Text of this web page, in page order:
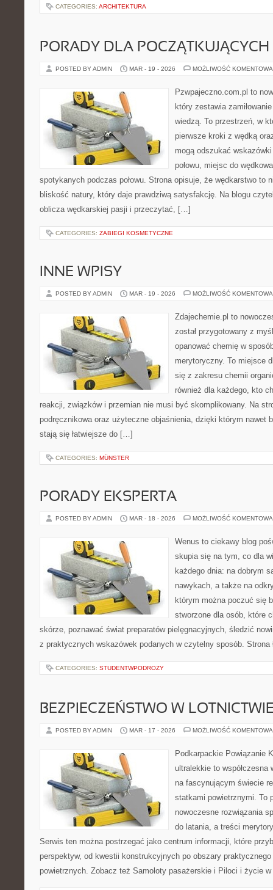
CATEGORIES: ARCHITEKTURA
PORADY DLA POCZĄTKUJĄCYCH
POSTED BY ADMIN MAR - 19 - 2026 MOŻLIWOŚĆ
Pzwpajeczno.com.pl to
który zestawia
wiedzą. To przestrzeń, w
pierwsze kroki z wędką
mogą odszukać
połowu, miejsc do
spotykanych podczas połowu. Strona opisuje, że wędkarstwo to
bliskość natury, który daje prawdziwą satysfakcję. Na blogu
oblicza wędkarskiej pasji i przeczytać, […]
CATEGORIES: ZABIEGI KOSMETYCZNE
INNE WPISY
POSTED BY ADMIN MAR - 19 - 2026 MOŻLIWOŚĆ
Zdajechemie.pl to
został przygotowany z
opanować chemię w
merytoryczny. To miejsce
się z zakresu chemii
również dla każdego, kto
reakcji, związków i przemian nie musi być skomplikowany. Na
podręcznikowa oraz użyteczne objaśnienia, dzięki którym nawet
stają się łatwiejsze do […]
CATEGORIES: MÜNSTER
PORADY EKSPERTA
POSTED BY ADMIN MAR - 18 - 2026 MOŻLIWOŚĆ
Wenus to ciekawy blog
skupia się na tym, co dla
każdego dnia: na dobrym
nawykach, a także na
którym można poczuć się
stworzone dla osób, które
skórze, poznawać świat preparatów pielęgnacyjnych, śledzić
z praktycznych wskazówek podanych w czytelny sposób.
CATEGORIES: STUDENTWPODROZY
BEZPIECZEŃSTWO W
POSTED BY ADMIN MAR - 17 - 2026 MOŻLIWOŚĆ
Podkarpackie Powiązanie
ultralekkie to
na fascynującym świecie
statkami powietrznymi. To
nowoczesne rozwiązania
do latania, a treści
Serwis ten można postrzegać jako centrum informacji, które
perspektyw, od kwestii konstrukcyjnych po obszary
powietrznych. Zobacz też Samoloty pasażerskie i Piloci i życie